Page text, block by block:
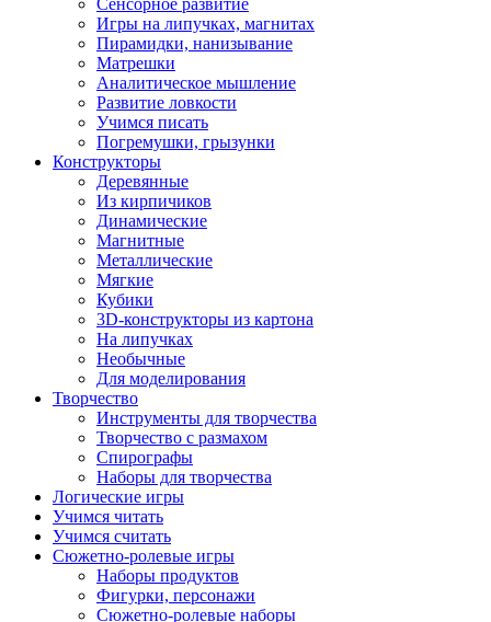
Сенсорное развитие
Игры на липучках, магнитах
Пирамидки, нанизывание
Матрешки
Аналитическое мышление
Развитие ловкости
Учимся писать
Погремушки, грызунки
Конструкторы
Деревянные
Из кирпичиков
Динамические
Магнитные
Металлические
Мягкие
Кубики
3D-конструкторы из картона
На липучках
Необычные
Для моделирования
Творчество
Инструменты для творчества
Творчество с размахом
Спирографы
Наборы для творчества
Логические игры
Учимся читать
Учимся считать
Сюжетно-ролевые игры
Наборы продуктов
Фигурки, персонажи
Сюжетно-ролевые наборы